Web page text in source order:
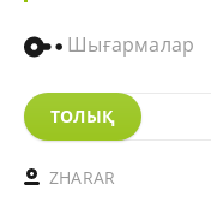
Шығармалар
ТОЛЫҚ
ZHARAR